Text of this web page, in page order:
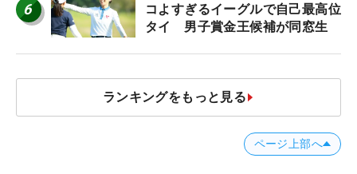
6
コよすぎるイーグルで自己最高位
タイ 男子賞金王候補が同窓生
ランキングをもっと見る
ページ上部へ